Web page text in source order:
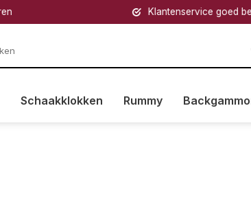
Klantenservice goed
Schaakklokken Rummy